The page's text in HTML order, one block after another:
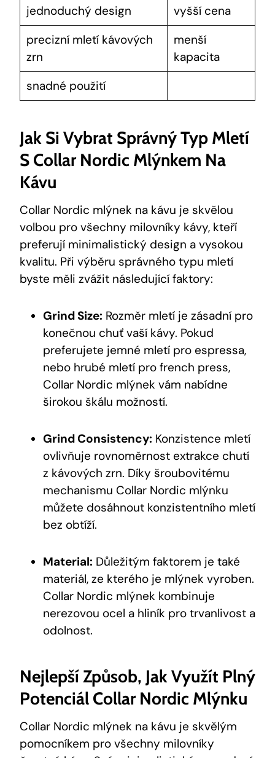
jednoduchý design
vyšší cena
precizní mletí kávových
zrn
menší
kapacita
snadné použití
Jak Si Vybrat Správný Typ Mletí
S Collar Nordic Mlýnkem Na
Kávu
Collar Nordic mlýnek na kávu je skvělou
volbou pro všechny milovníky kávy, kteří
preferují minimalistický design a vysokou
kvalitu. Při výběru správného typu mletí
byste měli zvážit následující faktory:
Grind Size: Rozměr mletí je zásadní pro
konečnou chuť vaší kávy. Pokud
preferujete jemné mletí pro espressa,
nebo hrubé mletí pro french press,
Collar Nordic mlýnek vám nabídne
širokou škálu možností.
Grind Consistency: Konzistence mletí
ovlivňuje rovnoměrnost extrakce chutí
z kávových zrn. Díky šroubovitému
mechanismu Collar Nordic mlýnku
můžete dosáhnout konzistentního mletí
bez obtíží.
Material: Důležitým faktorem je také
materiál, ze kterého je mlýnek vyroben.
Collar Nordic mlýnek kombinuje
nerezovou ocel a hliník pro trvanlivost a
odolnost.
Nejlepší Způsob, Jak Využít Plný
Potenciál Collar Nordic Mlýnku
Collar Nordic mlýnek na kávu je skvělým
pomocníkem pro všechny milovníky